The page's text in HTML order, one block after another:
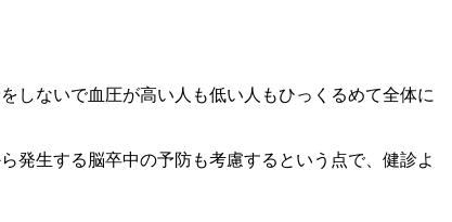
しないで血圧が高い人も低い人もひっくるめて全体に
発生する脳卒中の予防も考慮するという点で、健診よ